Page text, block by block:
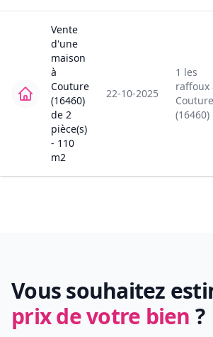
Vente
d'une
maison
à
Couture
(16460)
de 2
pièce(s)
- 110
m2
22-10-2025
1 les
raffoux
Couture
(16460)
Vous souhaitez
prix de votre bien ?